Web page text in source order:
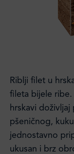
Riblji filet u
fileta bijele
hrskavi
pšeničnog,
jednostavno
ukusan i brz